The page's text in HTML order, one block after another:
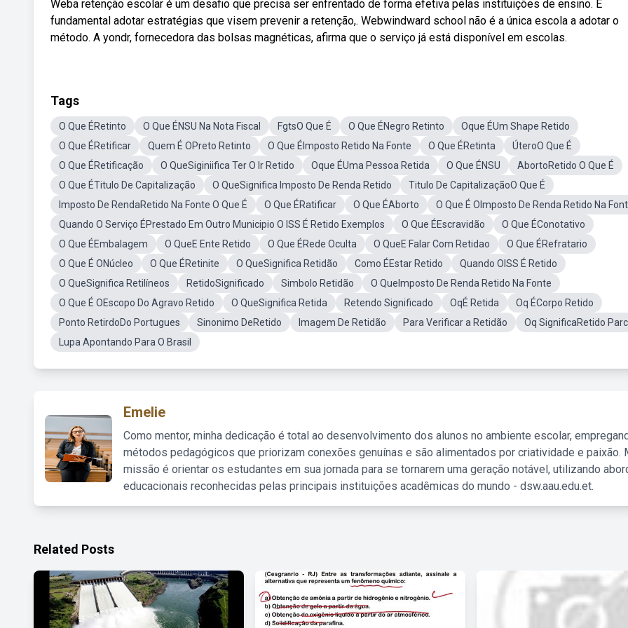
Weba retenção escolar é um desafio que precisa ser enfrentado de forma efetiva pelas instituições de ensino. É
fundamental adotar estratégias que visem prevenir a retenção,. Webwindward school não é a única escola a adotar o
método. A yondr, fornecedora das bolsas magnéticas, afirma que o serviço já está disponível em escolas.
Tags
O Que ÉRetinto O Que ÉNSU Na Nota Fiscal FgtsO Que É O Que ÉNegro Retinto
Oque ÉUm Shape Retido
O Que ÉRetificar
Quem É OPreto Retinto O Que ÉImposto Retido Na Fonte O Que ÉRetinta
ÚteroO Que É
O Que ÉRetificação
O QueSiginiifica Ter O Ir Retido Oque ÉUma Pessoa Retida O Que ÉNSU
AbortoRetido O Que É
O Que ÉTitulo De Capitalização
O QueSignifica Imposto De Renda Retido
Titulo De CapitalizaçãoO Que É
Imposto De RendaRetido Na Fonte O Que É
O Que ÉRatificar O Que ÉAborto
O Que É OImposto De Renda Retido Na
Quando O Serviço ÉPrestado Em Outro Municipio O ISS É Retido Exemplos
O Que ÉEscravidão
O Que ÉConotativo
O Que ÉEmbalagem
O QueE Ente Retido O Que ÉRede Oculta O QueE Falar Com Retidao
O Que ÉRefratario
O Que É ONúcleo
O Que ÉRetinite O QueSignifica Retidão Como ÉEstar Retido
Quando OISS É Retido
O QueSignifica Retilíneos
RetidoSignificado Simbolo Retidão
O QueImposto De Renda Retido Na Fonte
O Que É OEscopo Do Agravo Retido
O QueSignifica Retida Retendo Significado OqÉ Retida
Oq ÉCorpo Retido
Ponto RetirdoDo Portugues
Sinonimo DeRetido Imagem De Retidão Para Verificar a Retidão
Oq SignificaRetido
Lupa Apontando Para O Brasil
Emelie
Como mentor, minha dedicação é total ao desenvolvimento dos alunos no ambiente escolar,
métodos pedagógicos que priorizam conexões genuínas e são alimentados por criatividade e paixão.
missão é orientar os estudantes em sua jornada para se tornarem uma geração notável, utilizando
educacionais reconhecidas pelas principais instituições acadêmicas do mundo - dsw.aau.edu.et.
Related Posts